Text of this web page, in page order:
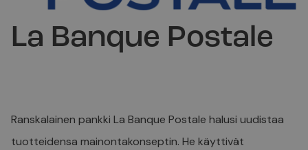
La Banque Postale
Ranskalainen pankki La Banque Postale halusi uudistaa
tuotteidensa mainontakonseptin. He käyttivät